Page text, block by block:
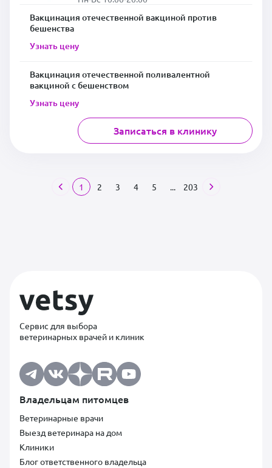
Вакцинация отечественной вакциной против
бешенства
Узнать цену
Вакцинация отечественной поливалентной
вакциной с бешенством
Узнать цену
Записаться в клинику
1 2 3 4 5 ... 203
Сервис для выбора
ветеринарных врачей и клиник
Владельцам питомцев
Ветеринарные врачи
Выезд ветеринара на дом
Клиники
Блог ответственного владельца